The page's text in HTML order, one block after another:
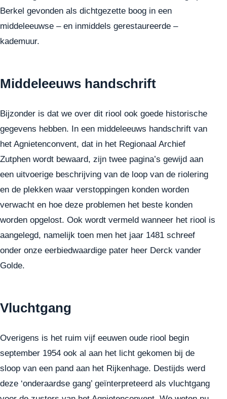
Berkel gevonden als dichtgezette boog in een
middeleeuwse – en inmiddels gerestaureerde –
kademuur.
Middeleeuws handschrift
Bijzonder is dat we over dit riool ook goede historische
gegevens hebben. In een middeleeuws handschrift van
het Agnietenconvent, dat in het Regionaal Archief
Zutphen wordt bewaard, zijn twee pagina’s gewijd aan
een uitvoerige beschrijving van de loop van de riolering
en de plekken waar verstoppingen konden worden
verwacht en hoe deze problemen het beste konden
worden opgelost. Ook wordt vermeld wanneer het riool is
aangelegd, namelijk toen men het jaar 1481 schreef
onder onze eerbiedwaardige pater heer Derck vander
Golde.
Vluchtgang
Overigens is het ruim vijf eeuwen oude riool begin
september 1954 ook al aan het licht gekomen bij de
sloop van een pand aan het Rijkenhage. Destijds werd
deze ‘onderaardse gang’ geïnterpreteerd als vluchtgang